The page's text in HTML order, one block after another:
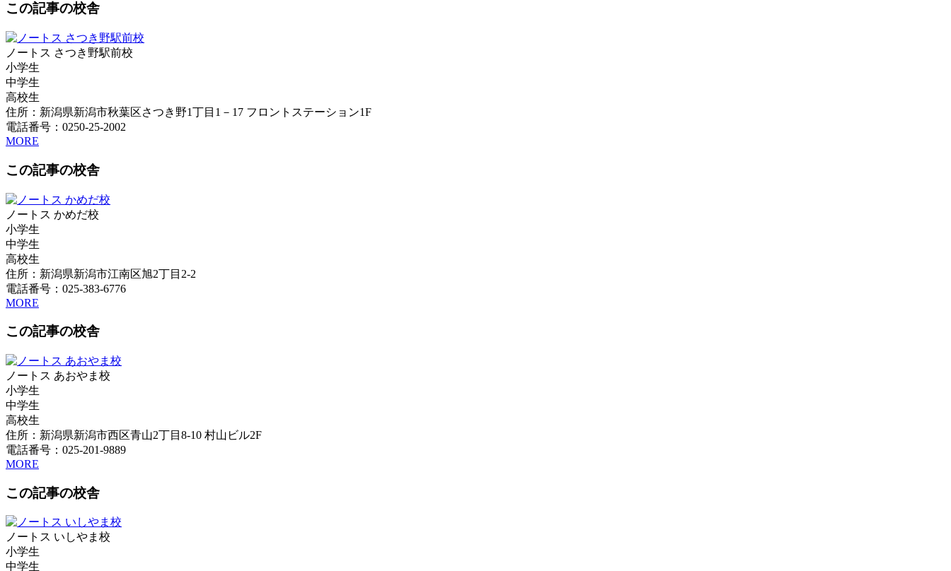
この記事の校舎
ノートス さつき野駅前校
小学生
中学生
高校生
住所：新潟県新潟市秋葉区さつき野1丁目1－17 フロントステーション1F
電話番号：0250-25-2002
MORE
この記事の校舎
ノートス かめだ校
小学生
中学生
高校生
住所：新潟県新潟市江南区旭2丁目2-2
電話番号：025-383-6776
MORE
この記事の校舎
ノートス あおやま校
小学生
中学生
高校生
住所：新潟県新潟市西区青山2丁目8-10 村山ビル2F
電話番号：025-201-9889
MORE
この記事の校舎
ノートス いしやま校
小学生
中学生